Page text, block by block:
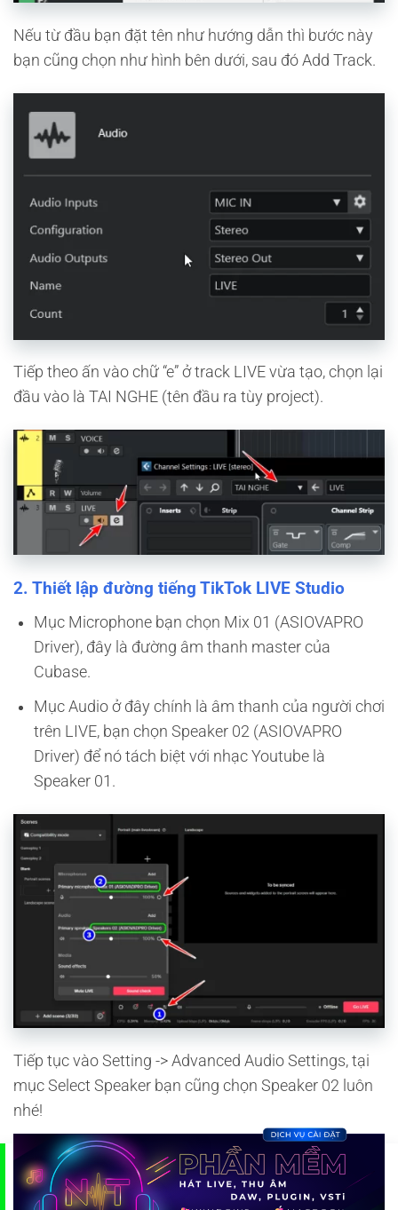
Nếu từ đầu bạn đặt tên như hướng dẫn thì bước này
bạn cũng chọn như hình bên dưới, sau đó Add Track.
Tiếp theo ấn vào chữ “e” ở track LIVE vừa tạo, chọn lại
đầu vào là TAI NGHE (tên đầu ra tùy project).
2. Thiết lập đường tiếng TikTok LIVE Studio
Mục Microphone bạn chọn Mix 01 (ASIOVAPRO
Driver), đây là đường âm thanh master của
Cubase.
Mục Audio ở đây chính là âm thanh của người chơi
trên LIVE, bạn chọn Speaker 02 (ASIOVAPRO
Driver) để nó tách biệt với nhạc Youtube là
Speaker 01.
Tiếp tục vào Setting -> Advanced Audio Settings, tại
mục Select Speaker bạn cũng chọn Speaker 02 luôn
nhé!